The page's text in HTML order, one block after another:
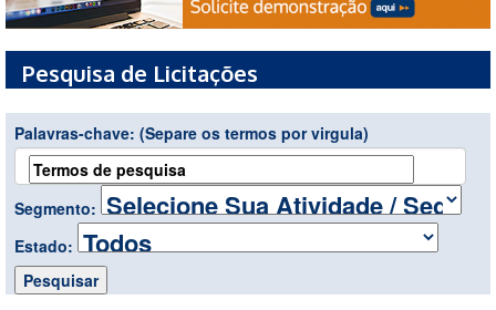
Pesquisa de Licitações
Palavras-chave: (Separe os termos por virgula)
Segmento:
Estado: